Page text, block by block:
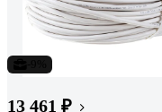
13 461 ₽